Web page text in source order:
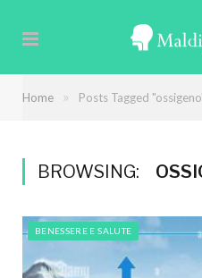
Home » Posts Tagged
BROWSING:
BENESSERE E SALUTE